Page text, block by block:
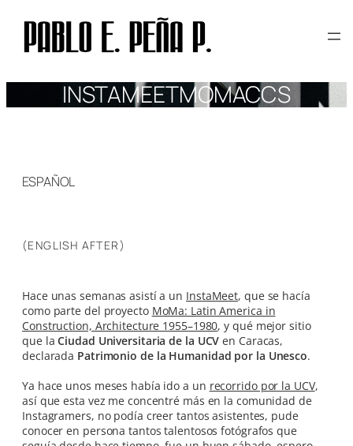
INSTAMEETMOMACCS
ESPAÑOL
(ENGLISH AFTER)
Hace unas semanas asistí a un InstaMeet, que se hacía
como parte del proyecto MoMa: Latin America in
Construction, Architecture 1955–1980, y qué mejor sitio
que laCiudad Universitaria de la UCV en Caracas,
declarada Patrimonio de la Humanidad por la Unesco.
Ya hace unos meses había ido a un recorrido por la UCV,
así que esta vez me concentré más en la comunidad de
Instagramers, no podía creer tantos asistentes, pude
conocer en persona tantos talentosos fotógrafos que